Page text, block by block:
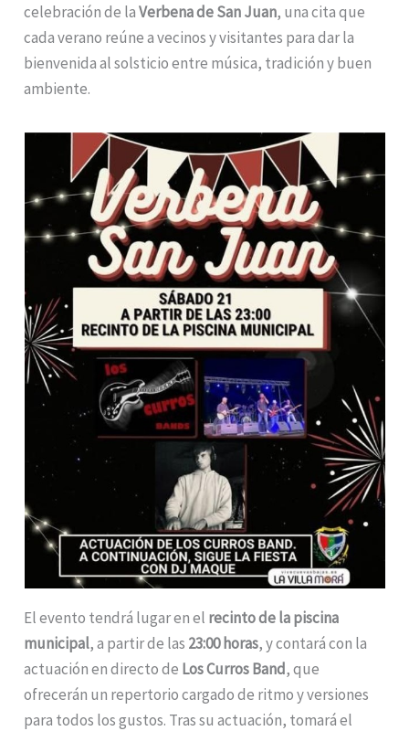
celebración de laVerbena de San Juan, una cita que
cada verano reúne a vecinos y visitantes para dar la
bienvenida al solsticio entre música, tradición y buen
ambiente.
El evento tendrá lugar en el recinto de la piscina
municipal, a partir de las 23:00 horas, y contará con la
actuación en directo de Los Curros Band, que
ofrecerán un repertorio cargado de ritmo y versiones
para todos los gustos. Tras su actuación, tomará el